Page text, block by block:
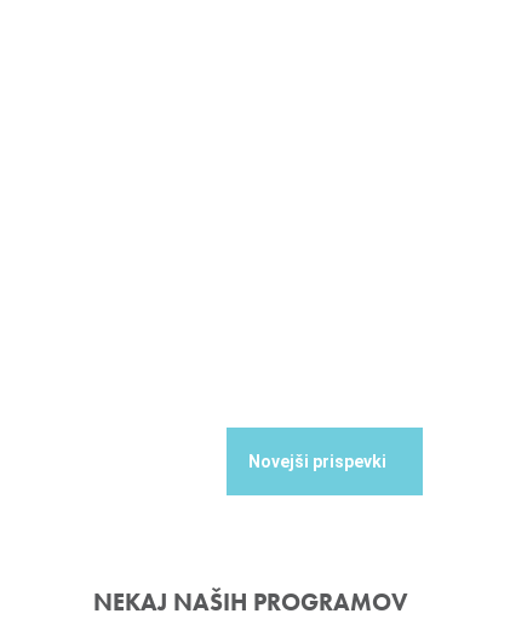
NEKAJ NAŠIH PROGRAMOV